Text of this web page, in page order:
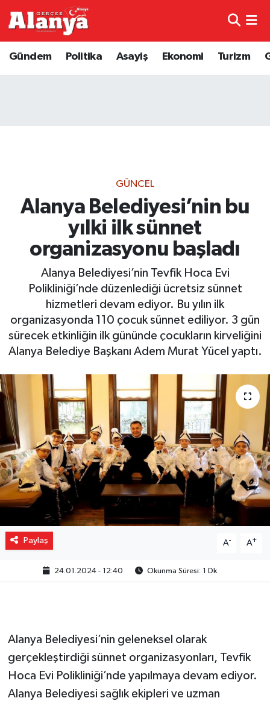
Gündem Politika Asayiş Ekonomi Turizm
GÜNCEL
Alanya Belediyesi’nin bu
yılki ilk sünnet
organizasyonu başladı
Alanya Belediyesi’nin Tevfik Hoca Evi
Polikliniği’nde düzenlediği ücretsiz sünnet
hizmetleri devam ediyor. Bu yılın ilk
organizasyonda 110 çocuk sünnet ediliyor. 3 gün
sürecek etkinliğin ilk gününde çocukların kirveliğini
Alanya Belediye Başkanı Adem Murat Yücel yaptı.
Paylaş A- A+
24.01.2024 - 12:40 Okunma Süresi: 1 Dk
Alanya Belediyesi’nin geleneksel olarak
gerçekleştirdiği sünnet organizasyonları, Tevfik
Hoca Evi Polikliniği’nde yapılmaya devam ediyor.
Alanya Belediyesi sağlık ekipleri ve uzman
Genel
Diğer
Ekonomi
Gizlilik İlkeleri - Privacy Policy
Güncel
Gündem
Politika
Spor
Turizm
Trafik Durumu
Haber Arşivi